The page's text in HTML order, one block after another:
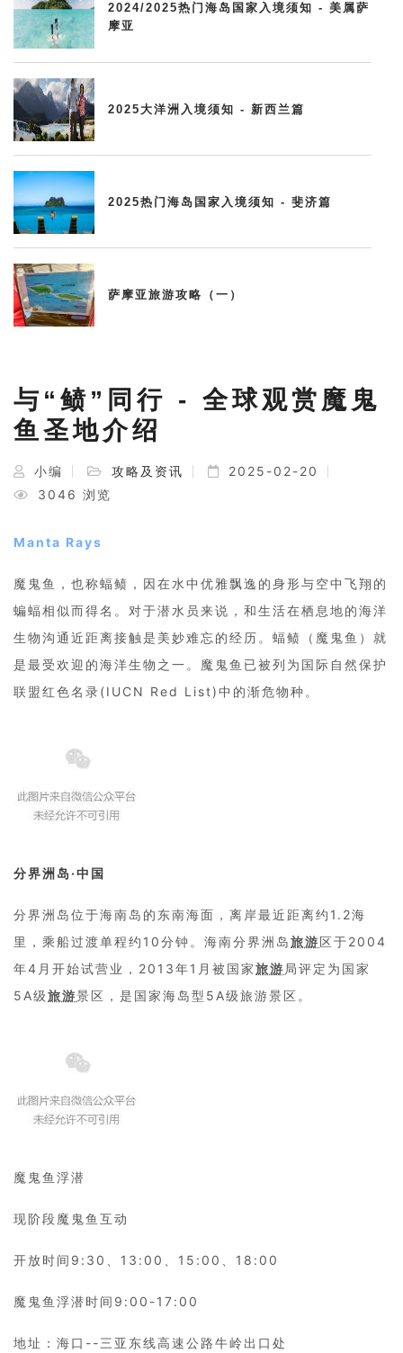
2024/2025热门海岛国家入境须知 - 美属萨
摩亚
2025大洋洲入境须知 - 新西兰篇
2025热门海岛国家入境须知 - 斐济篇
萨摩亚旅游攻略（一）
与“鲼”同行 - 全球观赏魔鬼
鱼圣地介绍
小编 攻略及资讯
2025-02-20
3046 浏览
Manta Rays
魔鬼鱼，也称蝠鲼，因在水中优雅飘逸的身形与空中飞翔的
蝙蝠相似而得名。对于潜水员来说，和生活在栖息地的海洋
生物沟通近距离接触是美妙难忘的经历。蝠鲼（魔鬼鱼）就
是最受欢迎的海洋生物之一。魔鬼鱼已被列为国际自然保护
联盟红色名录(IUCN Red List)中的渐危物种。
分界洲岛·中国
分界洲岛位于海南岛的东南海面，离岸最近距离约1.2海
里，乘船过渡单程约10分钟。海南分界洲岛旅游区于2004
年4月开始试营业，2013年1月被国家旅游 局评定为国家
5A级旅游景区，是国家海岛型5A级旅游景区。
魔鬼鱼浮潜
现阶段魔鬼鱼互动
开放时间9:30、13:00、15:00、18:00
魔鬼鱼浮潜时间9:00-17:00
地址：海口--三亚东线高速公路牛岭出口处